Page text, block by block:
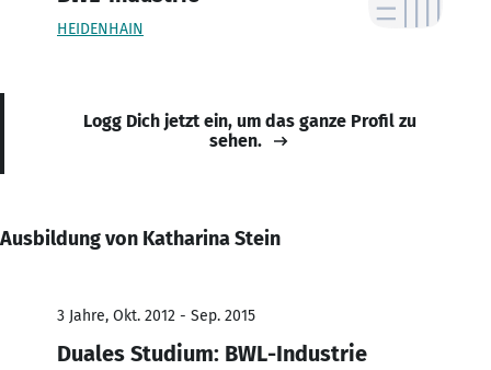
HEIDENHAIN
Logg Dich jetzt ein, um das ganze Profil zu
sehen.
Ausbildung von Katharina Stein
3 Jahre, Okt. 2012 - Sep. 2015
Duales Studium: BWL-Industrie